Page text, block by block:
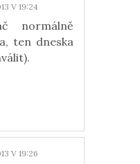
V 19:24
normálně
ten dneska
V 19:26